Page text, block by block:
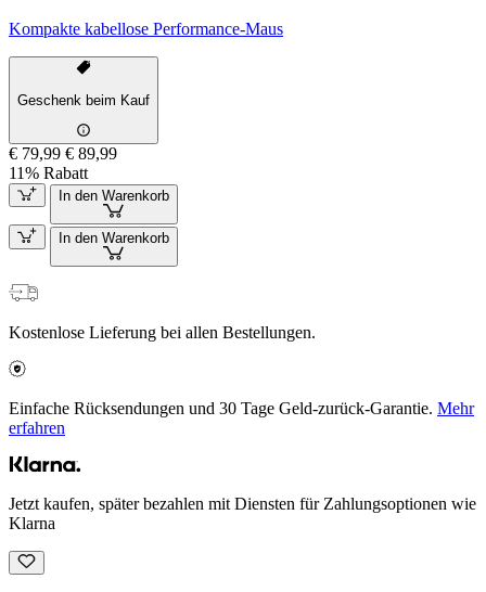
Kompakte kabellose Performance-Maus
Geschenk beim Kauf
€ 79,99 € 89,99
11% Rabatt
In den Warenkorb
In den Warenkorb
Kostenlose Lieferung bei allen Bestellungen.
Einfache Rücksendungen und 30 Tage Geld-zurück-Garantie. Mehr
erfahren
Jetzt kaufen, später bezahlen mit Diensten für Zahlungsoptionen wie
Klarna